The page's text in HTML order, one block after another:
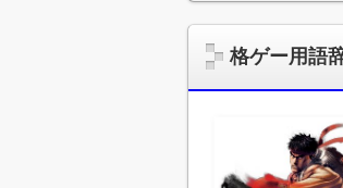
格ゲー用語